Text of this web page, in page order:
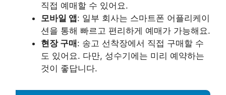
직접 예매할 수 있어요.
모바일 앱 : 일부 회사는 스마트폰 어플리케이
션을 통해 빠르고 편리하게 예매가 가능해요.
현장 구매 : 송고 선착장에서 직접 구매할 수
도 있어요. 다만, 성수기에는 미리 예약하는
것이 좋답니다.